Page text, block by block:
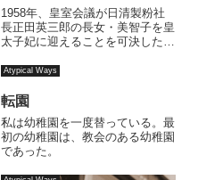
1958年、皇室会議が日清製粉社
長正田英三郎の長女・美智子を皇
太子妃に迎えることを可決したと
学英文科を卒業していた美智子は
善テニス・トーナメントの対戦を
通じて出会い、皇太子は美智...
Atypical Ways
転園
私は幼稚園を一度替っている。最
初の幼稚園は、教会のある幼稚園
であった。